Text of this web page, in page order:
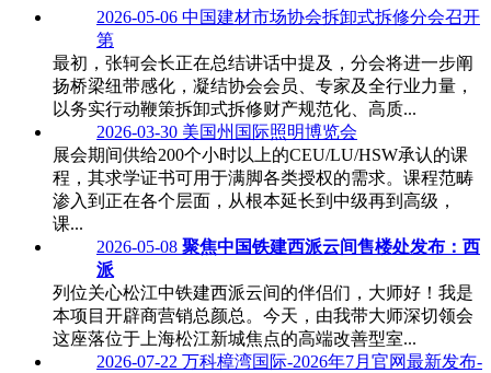
2026-05-06 中国建材市场协会拆卸式拆修分会召开
第
最初，张轲会长正在总结讲话中提及，分会将进一步阐
扬桥梁纽带感化，凝结协会会员、专家及全行业力量，
以务实行动鞭策拆卸式拆修财产规范化、高质...
2026-03-30 美国州国际照明博览会
展会期间供给200个小时以上的CEU/LU/HSW承认的课
程，其求学证书可用于满脚各类授权的需求。课程范畴
渗入到正在各个层面，从根本延长到中级再到高级，
课...
2026-05-08 聚焦中国铁建西派云间售楼处发布：西
派
列位关心松江中铁建西派云间的伴侣们，大师好！我是
本项目开辟商营销总颜总。今天，由我带大师深切领会
这座落位于上海松江新城焦点的高端改善型室...
2026-07-22 万科樟湾国际-2026年7月官网最新发布-